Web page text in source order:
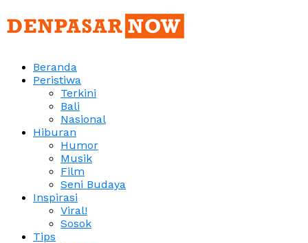
Beranda
Peristiwa
Terkini
Bali
Nasional
Hiburan
Humor
Musik
Film
Seni Budaya
Inspirasi
Viral!
Sosok
Tips